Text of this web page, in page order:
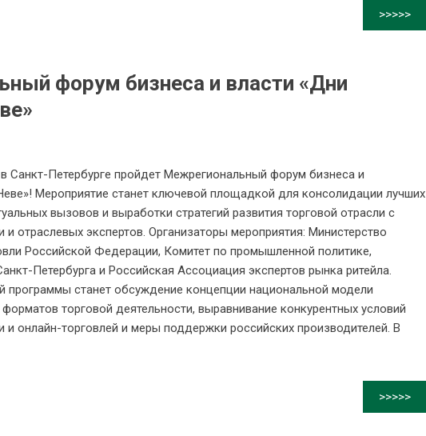
>>>>>
форум бизнеса и власти «Дни
Санкт-Петербурге пройдет Межрегиональный форум бизнеса и
Мероприятие станет ключевой площадкой для консолидации лучших
вызовов и выработки стратегий развития торговой отрасли с
и отраслевых экспертов. Организаторы мероприятия: Министерство
Российской Федерации, Комитет по промышленной политике,
Петербурга и Российская Ассоциация экспертов рынка ритейла.
программы станет обсуждение концепции национальной модели
форматов торговой деятельности, выравнивание конкурентных условий
онлайн-торговлей и меры поддержки российских производителей. В
>>>>>